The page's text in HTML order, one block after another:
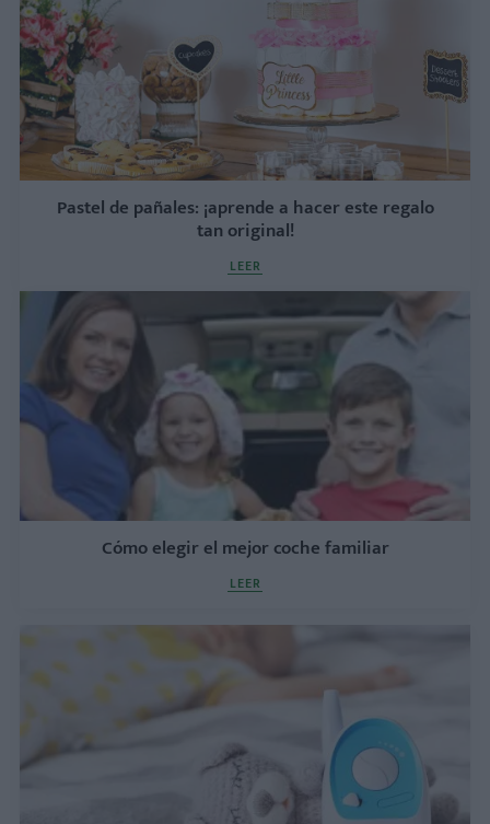
Pastel de pañales: ¡aprende a hacer este regalo
tan original!
LEER
Cómo elegir el mejor coche familiar
LEER